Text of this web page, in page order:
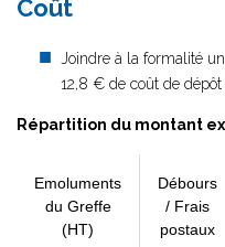
Coût
Joindre à la formalité
12,8 € de coût de dépôt
Répartition du montant
Emoluments
du Greffe
(HT)
Débours
/ Frais
postaux